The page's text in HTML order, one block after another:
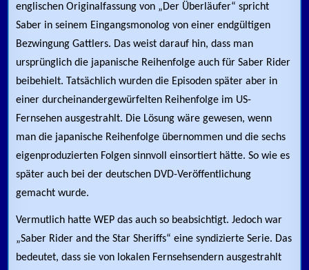
englischen Originalfassung von „Der Überläufer“ spricht
Saber in seinem Eingangsmonolog von einer endgültigen
Bezwingung Gattlers. Das weist darauf hin, dass man
ursprünglich die japanische Reihenfolge auch für Saber Rider
beibehielt. Tatsächlich wurden die Episoden später aber in
einer durcheinandergewürfelten Reihenfolge im US-
Fernsehen ausgestrahlt. Die Lösung wäre gewesen, wenn
man die japanische Reihenfolge übernommen und die sechs
eigenproduzierten Folgen sinnvoll einsortiert hätte. So wie es
später auch bei der deutschen DVD-Veröffentlichung
gemacht wurde.
Vermutlich hatte WEP das auch so beabsichtigt. Jedoch war
„Saber Rider and the Star Sheriffs“ eine syndizierte Serie. Das
bedeutet, dass sie von lokalen Fernsehsendern ausgestrahlt